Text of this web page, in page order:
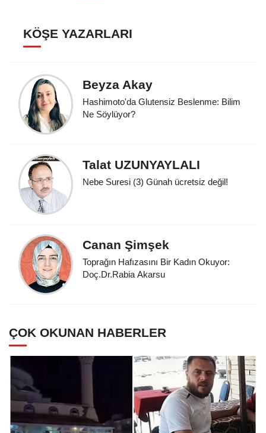
KÖŞE YAZARLARI
Beyza Akay
Hashimoto'da Glutensiz Beslenme: Bilim
Ne Söylüyor?
Talat UZUNYAYLALI
Nebe Suresi (3) Günah ücretsiz değil!
Canan Şimşek
Toprağın Hafızasını Bir Kadın Okuyor:
Doç.Dr.Rabia Akarsu
ÇOK OKUNAN HABERLER